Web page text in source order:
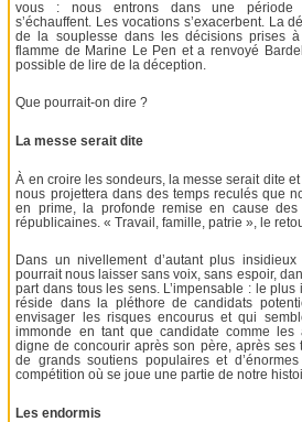
vous : nous entrons dans une période
s’échauffent. Les vocations s’exacerbent. La
de la souplesse dans les décisions prises
flamme de Marine Le Pen et a renvoyé
possible de lire de la déception.
Que pourrait-on dire ?
La messe serait dite
À en croire les sondeurs, la messe serait dite
nous projettera dans des temps reculés que
en prime, la profonde remise en cause
républicaines. « Travail, famille, patrie », le
Dans un nivellement d’autant plus insidieux
pourrait nous laisser sans voix, sans espoir,
part dans tous les sens. L’impensable : le
réside dans la pléthore de candidats
envisager les risques encourus et qui
immonde en tant que candidate comme les
digne de concourir après son père, après ses
de grands soutiens populaires et
compétition où se joue une partie de notre
Les endormis